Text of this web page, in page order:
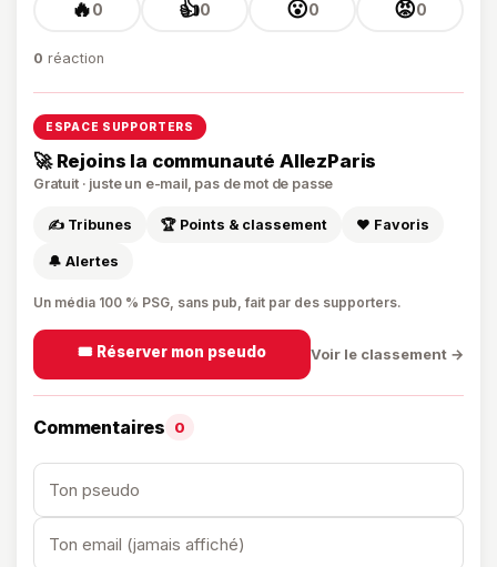
🔥0 👍0 😮0 😡0
0 réaction
ESPACE SUPPORTERS
🚀 Rejoins la communauté AllezParis
Gratuit · juste un e-mail, pas de mot de passe
✍️ Tribunes 🏆 Points & classement ❤️ Favoris
🔔 Alertes
Un média 100 % PSG, sans pub, fait par des supporters.
🎟️ Réserver mon pseudo Voir le classement →
Commentaires 0